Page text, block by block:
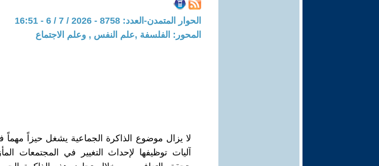
الحوار المتمدن-العدد: 8758 - 2026 / 7 / 6 - 16:51
المحور: الفلسفة ,علم النفس , وعلم الاجتماع
لا يزال موضوع الذاكرة الجماعية يشغل حيزاً
آليات توظيفها لإحداث التغيير في المجتمعات